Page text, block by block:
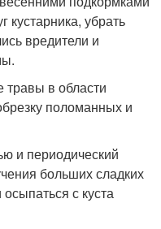
кустарника, убрать
вредители и
травы в области
поломанных и
и периодический
больших сладких
с куста